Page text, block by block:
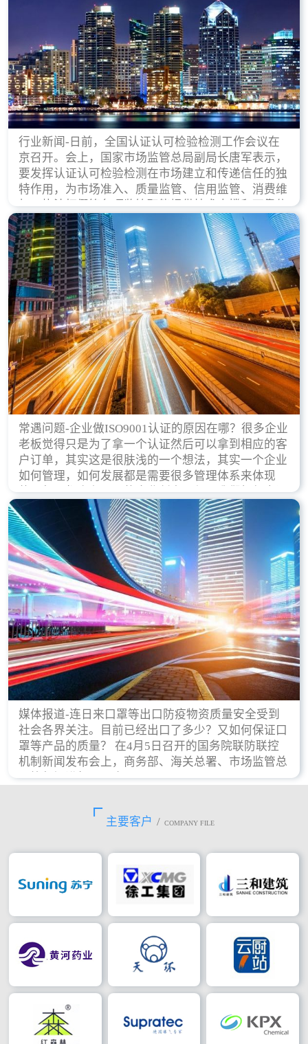
行业新闻-日前，全国认证认可检验检测工作会议在
京召开。会上，国家市场监管总局副局长唐军表示，
要发挥认证认可检验检测在市场建立和传递信任的独
特作用，为市场准入、质量监管、信用监管、消费维
权、执法打假等各项监管职能提供技术支撑和可靠依
据。
常遇问题-企业做ISO9001认证的原因在哪？很多企业
老板觉得只是为了拿一个认证然后可以拿到相应的客
户订单，其实这是很肤浅的一个想法，其实一个企业
如何管理，如何发展都是需要很多管理体系来体现
的，每天都会有不同的企业创立，但是我们如何去证
实一个企业的合法，有质量保证了？这就是ISO9001
认证体现价值的时候，那么键锋小编就来细说下企业
做ISO9001认证的根本原因。
媒体报道-连日来口罩等出口防疫物资质量安全受到
社会各界关注。目前已经出口了多少？又如何保证口
罩等产品的质量？ 在4月5日召开的国务院联防联控
机制新闻发布会上，商务部、海关总署、市场监管总
局等部门进行了回应。
主要客户 / COMPANY FILE